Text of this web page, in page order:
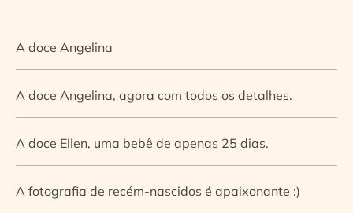
A doce Angelina
A doce Angelina, agora com todos os detalhes.
A doce Ellen, uma bebê de apenas 25 dias.
A fotografia de recém-nascidos é apaixonante :)